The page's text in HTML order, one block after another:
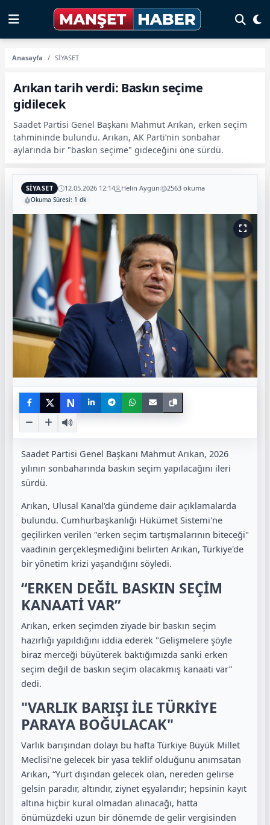
Anasayfa SİYASET
Arıkan tarih verdi: Baskın seçime
gidilecek
Saadet Partisi Genel Başkanı Mahmut Arıkan, erken seçim
tahmininde bulundu. Arıkan, AK Parti’nin sonbahar
aylarında bir "baskın seçime" gideceğini öne sürdü.
SİYASET 12.05.2026 12:14 Helin Aygün 2563 okuma
Okuma Süresi: 1 dk
N
Saadet Partisi Genel Başkanı Mahmut Arıkan, 2026
yılının sonbaharında baskın seçim yapılacağını ileri
sürdü.
Arıkan, Ulusal Kanal'da gündeme dair açıklamalarda
bulundu. Cumhurbaşkanlığı Hükümet Sistemi'ne
geçilirken verilen "erken seçim tartışmalarının biteceği"
vaadinin gerçekleşmediğini belirten Arıkan, Türkiye'de
bir yönetim krizi yaşandığını söyledi.
“ERKEN DEĞİL BASKIN SEÇİM
KANAATİ VAR”
Arıkan, erken seçimden ziyade bir baskın seçim
hazırlığı yapıldığını iddia ederek "Gelişmelere şöyle
biraz merceği büyüterek baktığımızda sanki erken
seçim değil de baskın seçim olacakmış kanaati var”
dedi.
"VARLIK BARIŞI İLE TÜRKİYE
PARAYA BOĞULACAK"
Varlık barışından dolayı bu hafta Türkiye Büyük Millet
Meclisi'ne gelecek bir yasa teklif olduğunu anımsatan
Arıkan, “Yurt dışından gelecek olan, nereden gelirse
gelsin paradır, altındır, ziynet eşyalarıdır; hepsinin kayıt
altına hiçbir kural olmadan alınacağı, hatta
önümüzdeki uzun bir dönemde de gelir vergisinden